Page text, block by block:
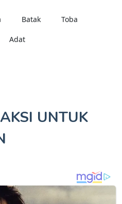
Batak Toba
Adat
UNTUK